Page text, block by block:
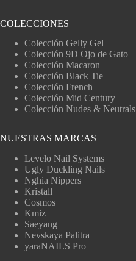
COLECCIONES
Colección Gelly Gel
Colección 9D Ojo de Gato
Colección Macaron
Colección Black Tie
Colección French
Colección Mid Century
Colección Nudes & Neutrals
NUESTRAS MARCAS
Levelō Nail Systems
Ugly Duckling Nails
Nghia Nippers
Kristall
Cosmos
Kmiz
Saeyang
Nevskaya Palitra
yaraNAILS Pro